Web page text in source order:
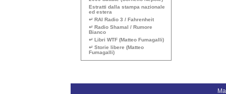
Estratti dalla stampa nazionale
ed estera
↵ RAI Radio 3 / Fahrenheit
↵ Radio Shamal / Rumore
Bianco
↵ Libri WTF (Matteo Fumagalli)
↵ Storie libere (Matteo
Fumagalli)